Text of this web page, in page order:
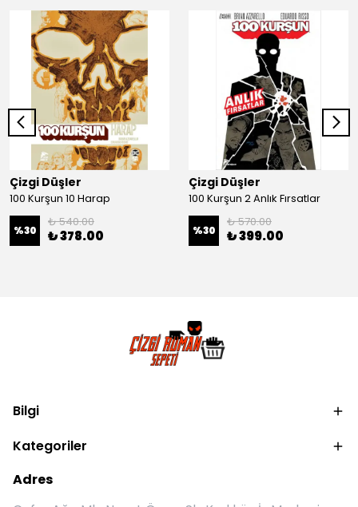
Çizgi Düşler
100 Kurşun 10 Harap
%30
₺ 540.00
₺ 378.00
Çizgi Düşler
100 Kurşun 2 Anlık Fırsatlar
%30
₺ 570.00
₺ 399.00
Bilgi
Kategoriler
Adres